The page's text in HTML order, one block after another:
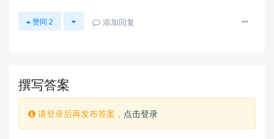
赞同 2 添加回复
撰写答案
请登录后再发布答案， 点击登录